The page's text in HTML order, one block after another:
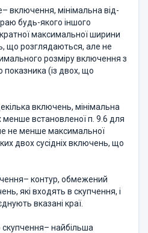
включення, мінімальна від­
будь-якого іншого
максимальної ширини
що розглядаються, але не
розміру включення з
(із двох, що
включень, мінімальна
менше встановленої п. 9.6 для
не менше максимальної
двох сусідніх включень, що
контур, обмежений
які входять в скупчення, і
вказані краї.
найбільша